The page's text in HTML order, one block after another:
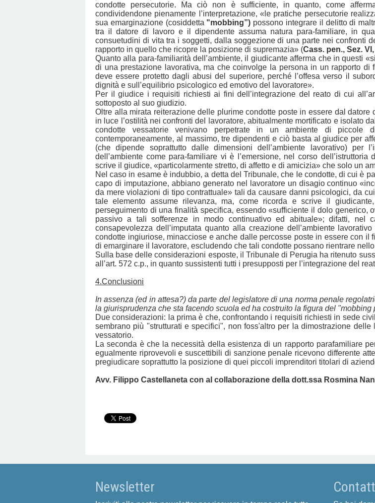
condotte persecutorie. Ma ciò non è sufficiente, in quanto, come
condividendone pienamente l’interpretazione, «le pratiche persecutorie
sua emarginazione (cosiddetta "mobbing”) possono integrare il delitto di
tra il datore di lavoro e il dipendente assuma natura para-familiare, in
consuetudini di vita tra i soggetti, dalla soggezione di una parte nei confronti
rapporto in quello che ricopre la posizione di supremazia» (Cass. pen., Sez.
Quanto alla para-familiarità dell’ambiente, il giudicante afferma che in questi
di una prestazione lavorativa, ma che coinvolge la persona in un rapporto
deve essere protetto dagli abusi del superiore, perché l’offesa verso il
dignità e sull’equilibrio psicologico ed emotivo del lavoratore».
Per il giudice i requisiti richiesti ai fini dell’integrazione del reato di cui
sottoposto al suo giudizio.
Oltre alla mirata reiterazione delle plurime condotte poste in essere dal
in luce l’ostilità nei confronti del lavoratore, abitualmente mortificato e isolato
condotte vessatorie venivano perpetrate in un ambiente di
contemporaneamente, al massimo, tre dipendenti e ciò basta al giudice per
(che dipende soprattutto dalle dimensioni dell’ambiente lavorativo) per
dell’ambiente come para-familiare vi è l’emersione, nel corso
scrive il giudice, «particolarmente stretto, di affetto e di amicizia» che solo un
Nel caso in esame è indubbio, a detta del Tribunale, che le condotte, di cui è
capo di imputazione, abbiano generato nel lavoratore un disagio continuo
da mere violazioni di tipo contrattuale» tali da causare danni psicologici, da
tale elemento assume rilevanza, ma, come ricorda e scrive il
perseguimento di una finalità specifica, essendo «sufficiente il dolo generico,
passivo a tali sofferenze in modo continuativo ed abituale»; difatti,
consapevolezza dell’imputata quanto alla creazione dell’ambiente
condotte ingiuriose, minacciose e anche dalle percosse poste in essere con
di emarginare il lavoratore, escludendo che tali condotte possano rientrare nello
Sulla base delle considerazioni esposte, il Tribunale di Perugia ha ritenuto
all’art. 572 c.p., in quanto sussistenti tutti i presupposti per l’integrazione del
4.Conclusioni
In assenza (ed in attesa?) da parte del legislatore di una norma penale
la giurisprudenza che sta facendo scuola ed ha costruito la figura del "mobbing
Due considerazioni: la prima è che, confrontando i requisiti richiesti in sede
sembrano più "strutturati e specifici", non foss'altro per la dimostrazione
vessatorio.
La seconda è che la necessità della esistenza di un rapporto parafamiliare
egualmente riprovevoli e suscettibili di sanzione penale ricevono differente
pregiudicare soprattutto la posizione di quei piccoli imprenditori titolari di
Avv. Filippo Castellaneta con al collaborazione della dott.ssa Rosmina
Newsletter